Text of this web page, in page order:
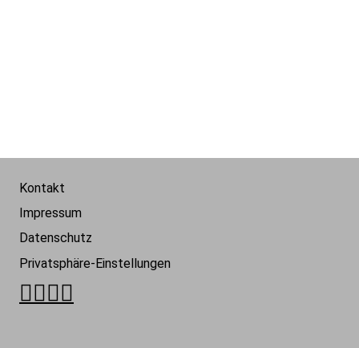
Kontakt
Impressum
Datenschutz
Privatsphäre-Einstellungen